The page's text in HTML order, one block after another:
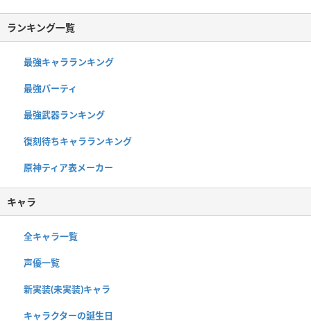
ランキング一覧
最強キャラランキング
最強パーティ
最強武器ランキング
復刻待ちキャラランキング
原神ティア表メーカー
キャラ
全キャラ一覧
声優一覧
新実装(未実装)キャラ
キャラクターの誕生日